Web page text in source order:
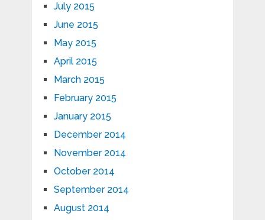
July 2015
June 2015
May 2015
April 2015
March 2015
February 2015
January 2015
December 2014
November 2014
October 2014
September 2014
August 2014